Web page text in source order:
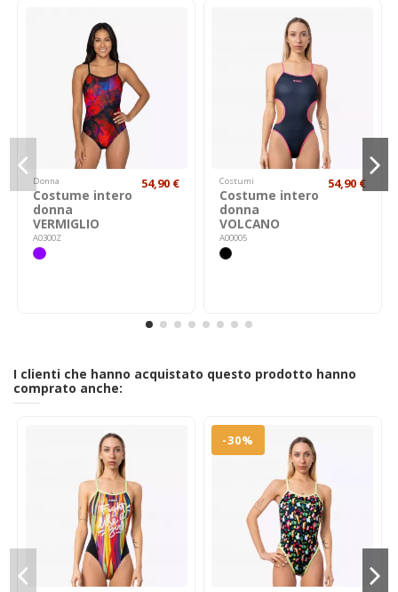
Donna
Costume intero
donna
VERMIGLIO
A0300Z
54,90 € Costumi
Costume intero
donna
VOLCANO
A00005
54,90 €
I clienti che hanno acquistato questo prodotto hanno
comprato anche:
-30%